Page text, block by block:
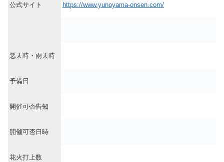
公式サイト https://www.yunoyama-onsen.com/
悪天時・雨天時
予備日
開催可否告知
開催可否日時
花火打上数